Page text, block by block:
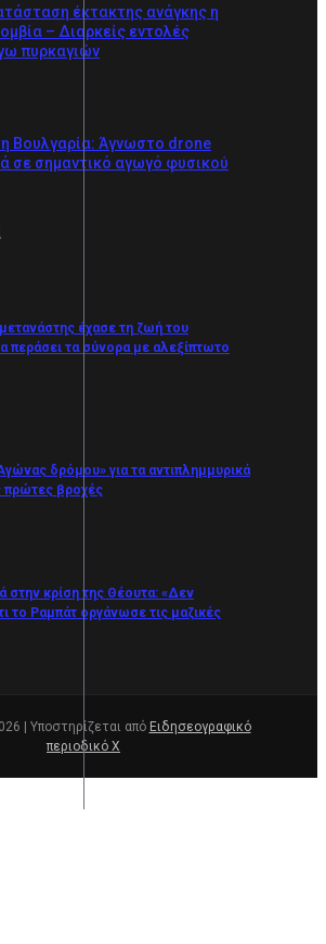
έκτακτης ανάγκης η
– Διαρκείς εντολές
πυρκαγιών
Βουλγαρία: Άγνωστο drone
σε σημαντικό αγωγό φυσικού
έχασε τη ζωή του
περάσει τα σύνορα με αλεξίπτωτο
δρόμου» για τα αντιπλημμυρικά
πρώτες βροχές
στην κρίση της Θέουτα: «Δεν
το Ραμπάτ οργάνωσε τις μαζικές
| Υποστηρίζεται από Ειδησεογραφικό
περιοδικό Χ